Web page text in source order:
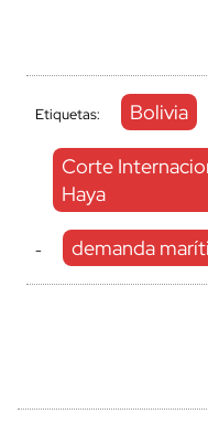
Etiquetas: Bolivia
Corte
Haya
- demanda